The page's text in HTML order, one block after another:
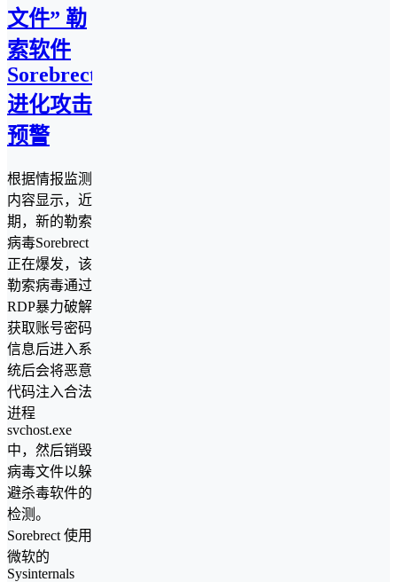
文件” 勒
索软件
Sorebrect
进化攻击
预警
根据情报监测
内容显示，近
期，新的勒索
病毒Sorebrect
正在爆发，该
勒索病毒通过
RDP暴力破解
获取账号密码
信息后进入系
统后会将恶意
代码注入合法
逬程
svchost.exe
中，然后销毁
病毒文件以躲
避杀毒软件的
检测。
Sorebrect 使用
微软的
Sysinternals